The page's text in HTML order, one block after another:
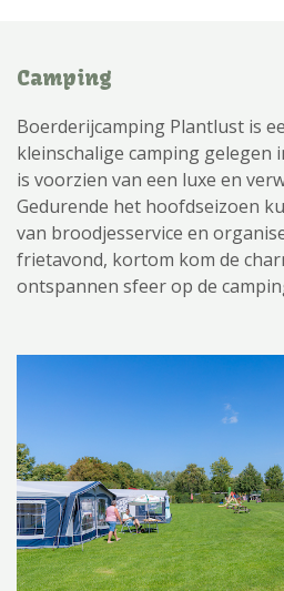
Camping
Boerderijcamping Plantlust is
kleinschalige camping gelegen
is voorzien van een luxe en
Gedurende het hoofdseizoen
van broodjesservice en
frietavond, kortom kom de
ontspannen sfeer op de